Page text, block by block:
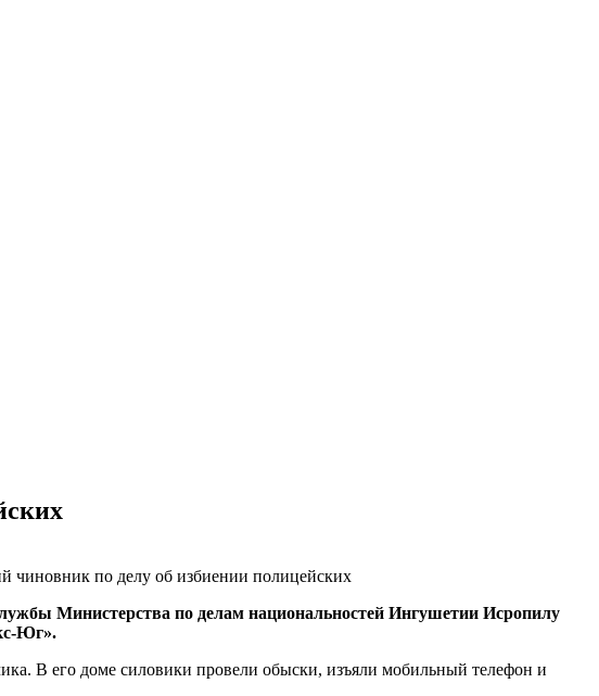
Министерства по делам национальностей Ингушетии Исропилу
Юг».
В его доме силовики провели обыски, изъяли мобильный телефон и